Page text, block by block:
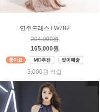
연주드레스 LW782
204,000원
165,000원
3,000원 적립